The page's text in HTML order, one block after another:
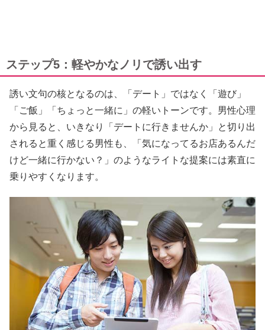
ステップ5：軽やかなノリで誘い出す
誘い文句の核となるのは、「デート」ではなく「遊び」
「ご飯」「ちょっと一緒に」の軽いトーンです。男性心理
から見ると、いきなり「デートに行きませんか」と切り出
されると重く感じる男性も、「気になってるお店あるんだ
けど一緒に行かない？」のようなライトな提案には素直に
乗りやすくなります。